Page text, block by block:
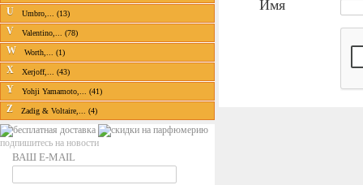
U Umbro,... (13)
V Valentino,... (78)
W Worth,... (1)
X Xerjoff,... (43)
Y Yohji Yamamoto,... (41)
Z Zadig & Voltaire,... (4)
подпишитесь на новости
ВАШ E-MAIL
Имя